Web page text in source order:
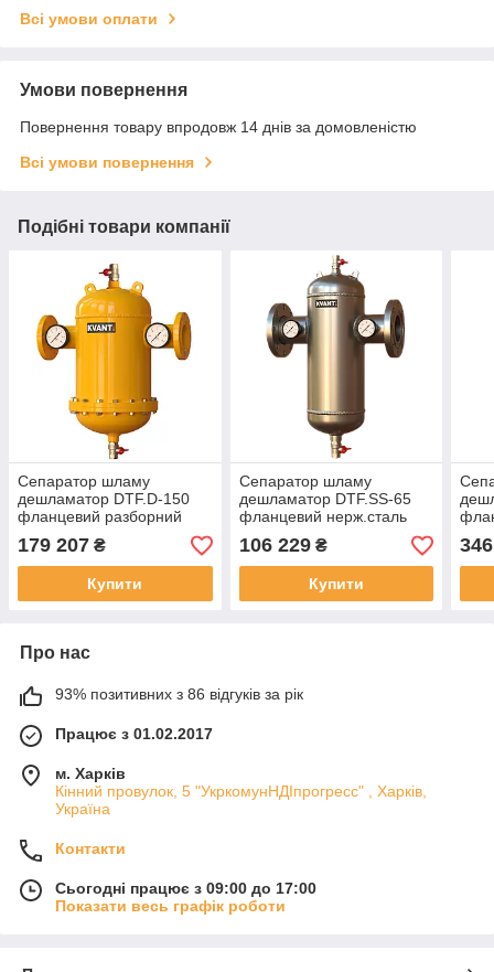
Всі умови оплати
Умови повернення
Повернення товару впродовж 14 днів за домовленістю
Всі умови повернення
Подібні товари компанії
Сепаратор шламу
дешламатор DTF.D-150
фланцевий разборний
DiRT
179 207 ₴
Купити
Сепаратор шламу
дешламатор DTF.SS-65
фланцевий нерж.сталь
DiRT
106 229₴
Купити
Про нас
93% позитивних з 86 відгуків за рік
Працює з 01.02.2017
м. Харків
Кінний провулок, 5 "УкркомунНДІпрогресс" , Харків,
Україна
Контакти
Сьогодні працює з 09:00 до 17:00
Показати весь графік роботи